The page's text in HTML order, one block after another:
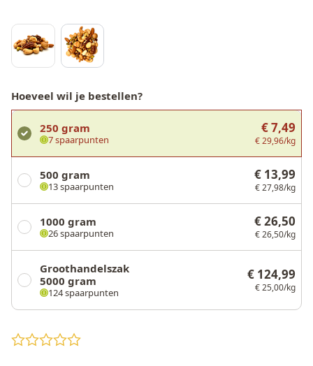
Hoeveel wil je bestellen?
250 gram
7 spaarpunten
€ 7,49
€ 29,96/kg
500 gram
13 spaarpunten
€ 13,99
€ 27,98/kg
1000 gram
26 spaarpunten
€ 26,50
€ 26,50/kg
Groothandelszak
5000 gram
124 spaarpunten
€ 124,99
€ 25,00/kg